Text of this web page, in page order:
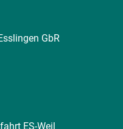
GbR
ES-Weil